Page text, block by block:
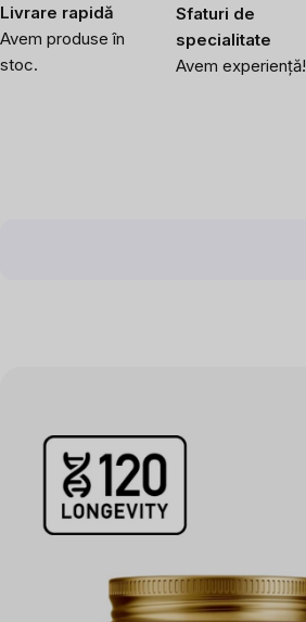
Livrare rapidă
Avem produse în
stoc.
Sfaturi de
specialitate
Avem experiență!